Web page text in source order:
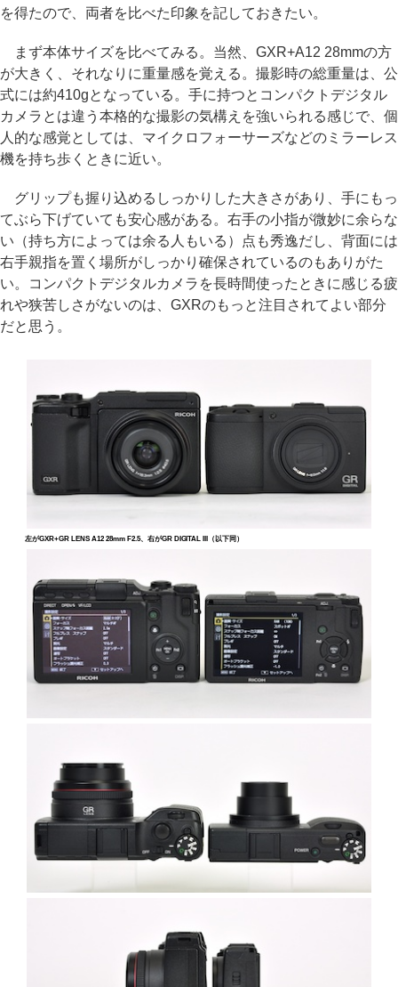
を得たので、両者を比べた印象を記しておきたい。
まず本体サイズを比べてみる。当然、GXR+A12 28mmの方
が大きく、それなりに重量感を覚える。撮影時の総重量は、公
式には約410gとなっている。手に持つとコンパクトデジタル
カメラとは違う本格的な撮影の気構えを強いられる感じで、個
人的な感覚としては、マイクロフォーサーズなどのミラーレス
機を持ち歩くときに近い。
グリップも握り込めるしっかりした大きさがあり、手にもっ
てぶら下げていても安心感がある。右手の小指が微妙に余らな
い（持ち方によっては余る人もいる）点も秀逸だし、背面には
右手親指を置く場所がしっかり確保されているのもありがた
い。コンパクトデジタルカメラを長時間使ったときに感じる疲
れや狭苦しさがないのは、GXRのもっと注目されてよい部分
だと思う。
左がGXR+GR LENS A12 28mm F2.5、右がGR DIGITAL III（以下同）